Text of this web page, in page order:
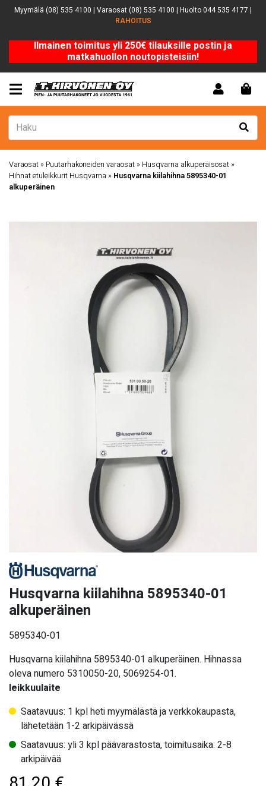
Myymälä (08) 535 4100 | Varaosat (08) 535 4100 | Huolto 044 535 4177 |
RAHOITUS
Ilmainen toimitus yli 250€ tilauksille postin ja
matkahuollon noutopisteisiin!
Varaosat » Puutarhakoneiden varaosat » Husqvarna alkuperäisosat »
Hihnat etuleikkurit Husqvarna » Husqvarna kiilahihna 5895340-01
alkuperäinen
Husqvarna kiilahihna 5895340-01
alkuperäinen
5895340-01
Husqvarna kiilahihna 5895340-01 alkuperäinen. Hihnassa
oleva numero 5310050-20, 5069254-01.
leikkuulaite
Saatavuus: 1 kpl heti myymälästä ja verkkokaupasta,
lähetetään 1-2 arkipäivässä
Saatavuus: yli 3 kpl päävarastosta, toimitusaika: 2-8
arkipäivää